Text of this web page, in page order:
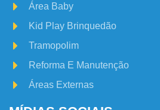
Área Baby
Kid Play Brinquedão
Tramopolim
Reforma E Manutenção
Áreas Externas